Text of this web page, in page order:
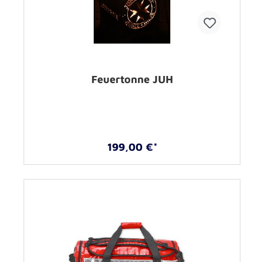
Feuertonne JUH
199,00 €*